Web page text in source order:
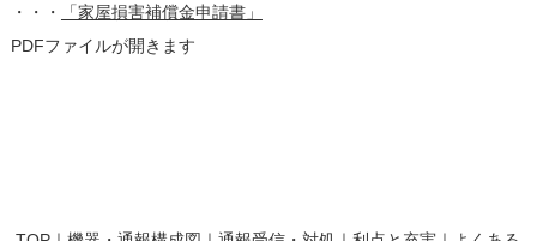
・・・
「家屋損害補償金申請書」
PDFファイルが開きます